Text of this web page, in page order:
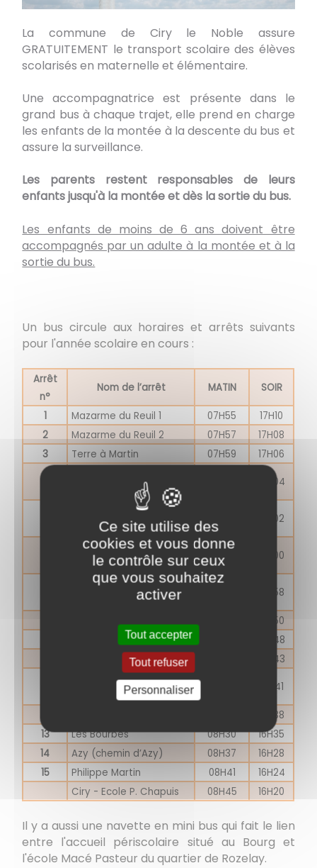
La commune de Ciry le Noble assure
GRATUITEMENT le transport scolaire des élèves
scolarisés en maternelle et élémentaire.
Une accompagnatrice est présente dans le
grand bus à chaque trajet, elle prend en charge
les enfants de la montée à la descente du bus et
assure la surveillance.
Les parents restent responsables de leurs
enfants jusqu'à la montée et dès la sortie du bus.
Les enfants de moins de 6 ans doivent être
accompagnés par un adulte à la montée et à la
sortie du bus.
Un bus circule aux horaires et arrêts suivants
pour l'année scolaire en cours :
Arrêt
n°
Nom de l’arrêt MATIN SOIR
1 Mazarme du Reuil 1 07H55
17H10
2
Mazarme du Reuil 2 07H57
17H08
3
Terre à Martin 07H59 17H06
17H04
Coire 2 (69 rue Henri
Mugnier
17H02
Coire 4 (33 rue Henri
Mugnier)
08H05 17H00
Croisement rue H
Mugnier/Bessy
16H58
Ciry - ancien garage
16H50
16H48
Les Touillards 16H43
Moulin (lieu-dit les
16H41
16H38
13
Les Bourbes 08H30
16H35
14
Azy (chemin d’Azy) 08H37
16H28
15
Philippe Martin 08H41
16H24
Ciry - Ecole P. Chapuis
08H45 16H20
Il y a aussi une navette en mini bus qui fait le lien
entre l'accueil périscolaire situé au Bourg et
l'école Macé Pasteur du quartier de Rozelay.
Ce site utilise des
cookies et vous donne
le contrôle sur ceux
que vous souhaitez
activer
Tout accepter
Tout refuser
Personnaliser